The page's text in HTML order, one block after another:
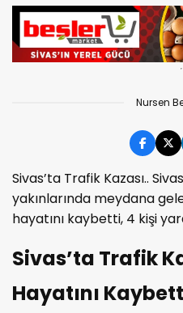
Nursen
Sivas’ta Trafik Kazası..
yakınlarında meydana
hayatını kaybetti, 4 kişi
Sivas’ta Trafik
Hayatını